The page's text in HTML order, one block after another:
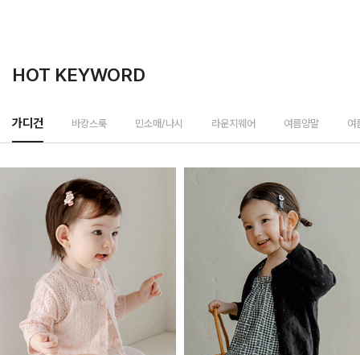
HOT KEYWORD
가디건 바캉스룩 민소매/나시 라운지웨어 여름양말 여